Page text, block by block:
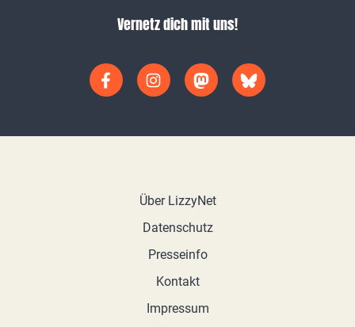
Vernetz dich mit uns!
Über LizzyNet
Datenschutz
Presseinfo
Kontakt
Impressum